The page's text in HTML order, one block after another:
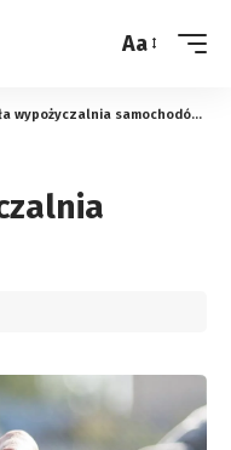
Zmień
Aa
wypożyczalnia samochodów?